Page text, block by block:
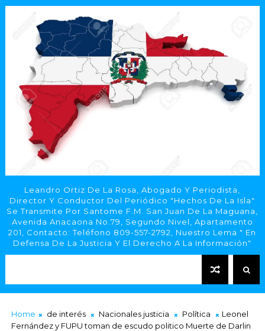
Leandro Ortiz De La Rosa, Abogado Y Periodista,
Director Y Conductor Del Periódico "Hechos De La Isla"
Se Transmite Por Santome F.M. San Juan De La Maguana,
Avenida Anacaona No.79, Segundo Nivel, Apartamento
201, Contacto: Teléfono 809-557-2792, Nuestro Lema " En
Defensa De La Justicia Y El Derecho A La Información"
Home de interés Nacionales justicia Política
Leonel
Fernández y FUPU toman de escudo politico Muerte de Darlin